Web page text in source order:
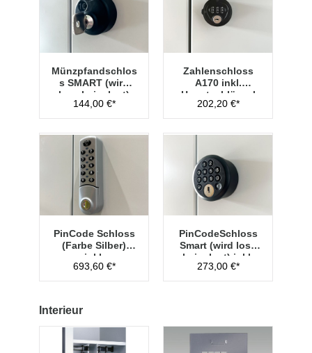
Münzpfandschlos
s SMART (wird
lose beigelegt)
144,00 €*
Zahlenschloss
A170 inkl.
Hauptschlüssel
Typ 1
202,20 €*
PinCode Schloss
(Farbe Silber)
inkl.
Hauptschlüssel
Typ 1
693,60 €*
PinCodeSchloss
Smart (wird lose
beigelegt) inkl.
Managementschl
üssel
273,00 €*
Interieur